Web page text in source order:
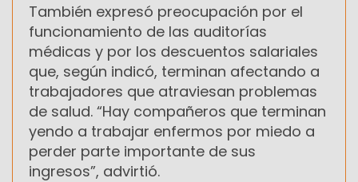
También expresó preocupación por el
funcionamiento de las auditorías
médicas y por los descuentos salariales
que, según indicó, terminan afectando a
trabajadores que atraviesan problemas
de salud. “Hay compañeros que terminan
yendo a trabajar enfermos por miedo a
perder parte importante de sus
ingresos”, advirtió.